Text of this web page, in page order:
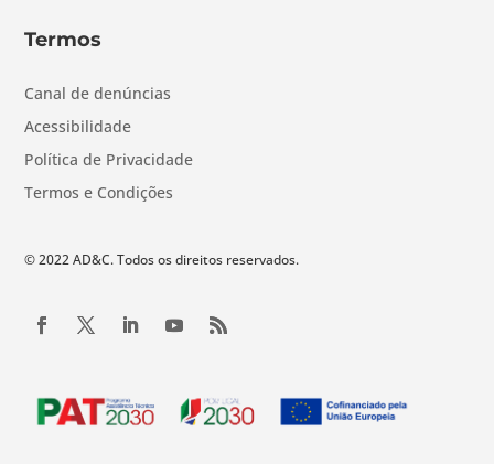
Termos
Canal de denúncias
Acessibilidade
Política de Privacidade
Termos e Condições
© 2022 AD&C. Todos os direitos reservados.